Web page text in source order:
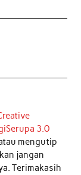
3.0
mengutip
jangan
Terimakasih